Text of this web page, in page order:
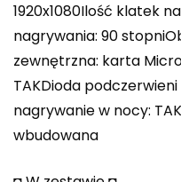
1920x1080Ilość klatek
nagrywania: 90
zewnętrzna: karta
TAKDioda
nagrywanie w nocy:
wbudowana